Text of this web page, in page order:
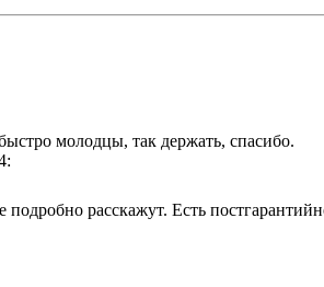
молодцы, так держать, спасибо.
расскажут. Есть